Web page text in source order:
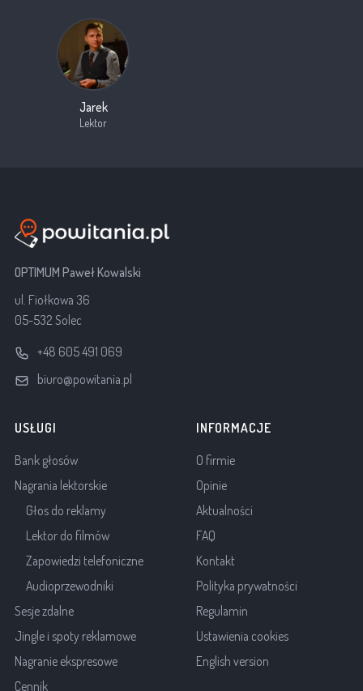
Jarek
Lektor
OPTIMUM Paweł Kowalski
ul. Fiołkowa 36
05-532 Solec
+48 605 491 069
biuro@powitania.pl
USŁUGI
Bank głosów
Nagrania lektorskie
Głos do reklamy
Lektor do filmów
Zapowiedzi telefoniczne
Audioprzewodniki
Sesje zdalne
Jingle i spoty reklamowe
Nagranie ekspresowe
Cennik
INFORMACJE
O firmie
Opinie
Aktualności
FAQ
Kontakt
Polityka prywatności
Regulamin
Ustawienia cookies
English version